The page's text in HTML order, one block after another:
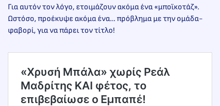
Για αυτόν τον λόγο, ετοιμάζουν ακόμα ένα «μποϊκοτάζ».
Ωστόσο, προέκυψε ακόμα ένα… πρόβλημα με την ομάδα-
φαβορί, για να πάρει τον τίτλο!
«Χρυσή Μπάλα» χωρίς Ρεάλ
Μαδρίτης ΚΑΙ φέτος, το
επιβεβαίωσε ο Εμπαπέ!